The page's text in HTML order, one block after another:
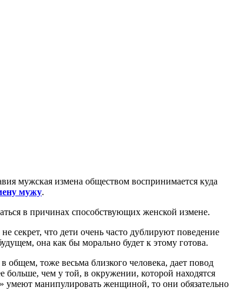
мужская измена обществом воспринимается куда
мужу.
в причинах способствующих женской измене.
секрет, что дети очень часто дублируют поведение
она как бы морально будет к этому готова.
тоже весьма близкого человека, дает повод
больше, чем у той, в окружении, которой находятся
манипулировать женщиной, то они обязательно